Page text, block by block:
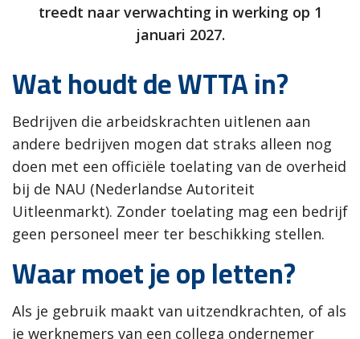
treedt naar verwachting in werking op 1
januari 2027.
Wat houdt de WTTA in?
Bedrijven die arbeidskrachten uitlenen aan
andere bedrijven mogen dat straks alleen nog
doen met een officiële toelating van de overheid
bij de NAU (Nederlandse Autoriteit
Uitleenmarkt). Zonder toelating mag een bedrijf
geen personeel meer ter beschikking stellen.
Waar moet je op letten?
Als je gebruik maakt van uitzendkrachten, of als
je werknemers van een collega ondernemer